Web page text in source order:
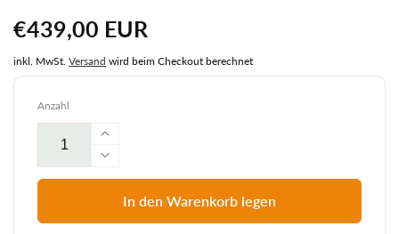
Normaler
Preis
€439,00 EUR
inkl. MwSt. Versand wird beim Checkout berechnet
Anzahl
Erhöhe
die
Menge
Verringere
die
Menge
für
In den Warenkorb legen